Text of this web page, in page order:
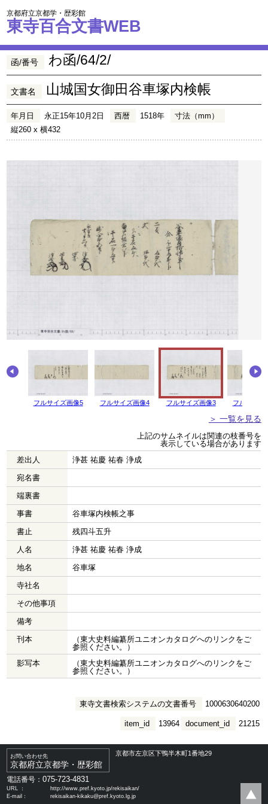
京都府立京都学・歴彩館
東寺百合文書WEB
函/番号 わ函/64/2/
文書名 山城国女御田谷車塚内検帳
年月日 永正15年10月2日 西暦 1518年
寸法（mm）
縦260 x 横432
フルサイズ画像5 フルサイズ画像4 フルサイズ画像3 フルサイズ
＞ 一覧を見る
上記のサムネイルは関連の枝番号を
表示している場合があります
差出人
浄甚 祐慶 祐春 浄成
宛名書
端裏書
事書
谷車塚内検帳之事
書止
残四斗五升
人名
浄甚 祐慶 祐春 浄成
地名
谷車塚
寺社名
その他事項
備考
刊本
（東大史料編纂所ユニオンカタログへのリンクをご
参照ください。）
影写本
（東大史料編纂所ユニオンカタログへのリンクをご
参照ください。）
東寺文書検索システムの文書番号 1000630640200
document_id 21215
item_id 13964
お問い合わせ先
京都府立京都学・歴彩館
京都市左京区下鴨半木町1番地29
電話番号：075-723-4831
URL ：
http://www.pref.kyoto.jp/rekisaikan/
E-mail：
rekisaikan-kikaku@pref.kyoto.lg.jp